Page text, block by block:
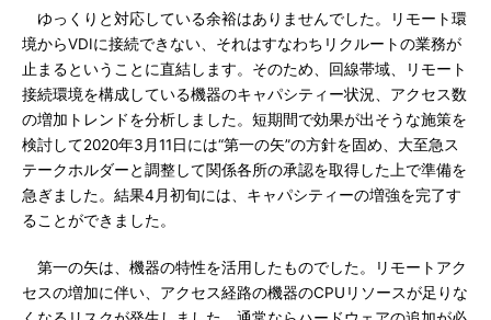
ゆっくりと対応している余裕はありませんでした。リモート環
境からVDIに接続できない、それはすなわちリクルートの業務が
止まるということに直結します。そのため、回線帯域、リモート
接続環境を構成している機器のキャパシティー状況、アクセス数
の増加トレンドを分析しました。短期間で効果が出そうな施策を
検討して2020年3月11日には“第一の矢”の方針を固め、大至急ス
テークホルダーと調整して関係各所の承認を取得した上で準備を
急ぎました。結果4月初旬には、キャパシティーの増強を完了す
ることができました。
第一の矢は、機器の特性を活用したものでした。リモートアク
セスの増加に伴い、アクセス経路の機器のCPUリソースが足りな